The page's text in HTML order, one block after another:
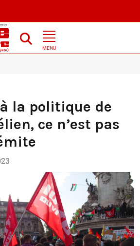
MENU
à la politique de l’État israélien, ce n’est
à la politique de
ce n’est pas